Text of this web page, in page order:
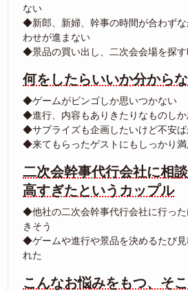
ない
◆新郎、新婦、幹事の時間が合わず
わせが進まない
◆景品の買い出し、二次会会場を探
何をしたらいいか分から
◆ゲームがビンゴしか思いつかない
◆進行、内容もありきたりなものし
◆サプライズも企画したいけど不安ば
◆来てもらったゲストにもしっかり
二次会幹事代行会社に相
高すぎたというカップル
◆他社の二次会幹事代行会社に行っ
きそう
◆ゲームや進行や景品を決めるたび
れた
こんなお悩みをもつ、そ